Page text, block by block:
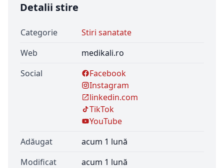
Detalii stire
Categorie
Stiri sanatate
Web
medikali.ro
Social
Facebook
Instagram
linkedin.com
TikTok
YouTube
Adăugat
acum 1 lună
Modificat
acum 1 lună